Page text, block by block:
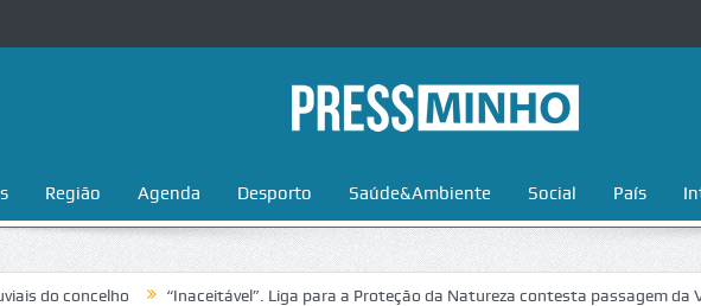
Região Agenda Desporto Saúde&Ambiente Social País
“Inaceitável”. Liga para a Proteção da Natureza contesta passagem da Volta a